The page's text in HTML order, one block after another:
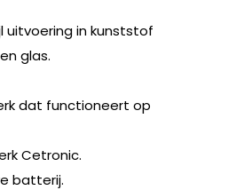
uitvoering in kunststof
glas.
dat functioneert op
Cetronic.
batterij.